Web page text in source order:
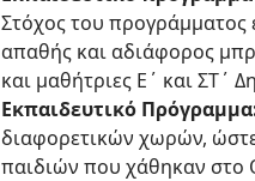
Στόχος του προγράμματος
απαθής και αδιάφορος
και μαθήτριες Ε΄ και ΣΤ΄
Εκπαιδευτικό
διαφορετικών χωρών,
παιδιών που χάθηκαν στο